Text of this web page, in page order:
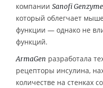
компании Sanofi Genzyme
который облегчает
функции — однако не
функций.
ArmaGen разработала
рецепторы инсулина,
количестве на стенках